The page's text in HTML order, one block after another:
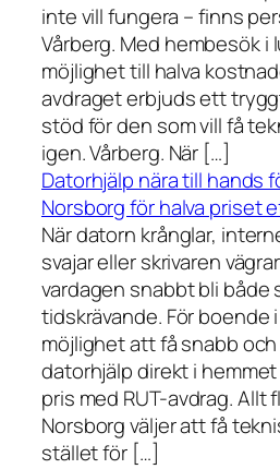
inte vill fungera – finns
Vårberg. Med hembesök i
möjlighet till halva
avdraget erbjuds ett
stöd för den som vill få
igen. Vårberg. När […]
Datorhjälp nära till hands
Norsborg för halva priset
När datorn krånglar,
svajar eller skrivaren
vardagen snabbt bli både
tidskrävande. För boende
möjlighet att få snabb
datorhjälp direkt i
pris med RUT-avdrag. Allt
Norsborg väljer att få
stället för […]